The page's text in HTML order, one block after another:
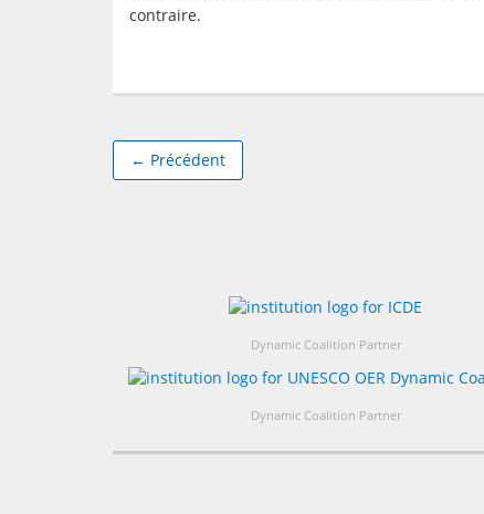
← Précédent
Dynamic Coalition Partner
Dynamic Coalition Partner